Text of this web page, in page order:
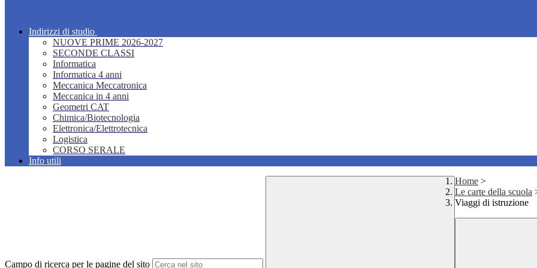
Indirizzi di studio
NUOVE PRIME 2026-2027
SECONDE CLASSI
Informatica
Informatica 4 anni
Meccanica Meccatronica
Meccanica in 4 anni
Geometri CAT
Chimica/Biotecnologia
Elettronica/Elettrotecnica
Logistica
CORSO SERALE
Info utili
Campo di ricerca per le pagine del sito
Home >
Le carte della scuola
Viaggi di istruzione